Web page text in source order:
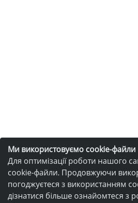
Ми використовуємо cookie-файли
Для оптимізації роботи нашого
cookie-файли. Продовжуючи
погоджуєтеся з використанням
дізнатися більше ознайомтеся з